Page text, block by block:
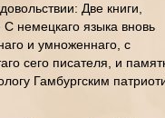
Две книги,
немецкаго языка вновь
и умноженнаго, с
сего писателя, и
Гамбургским